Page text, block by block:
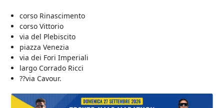
corso Rinascimento
corso Vittorio
via del Plebiscito
piazza Venezia
via dei Fori Imperiali
largo Corrado Ricci
??via Cavour.